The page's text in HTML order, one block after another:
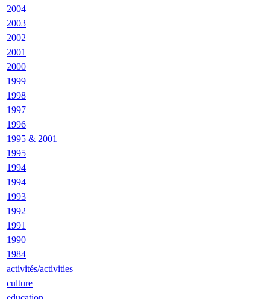
2004
2003
2002
2001
2000
1999
1998
1997
1996
1995 & 2001
1995
1994
1994
1993
1992
1991
1990
1984
activités/activities
culture